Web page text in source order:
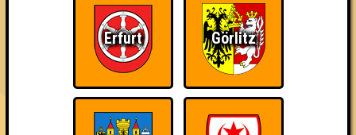
QUIZLABOR Erfurt #8
Grau ist nur das Wetter! · 25.11.2025 · Kickerkeller
Angemeldete Teams
Erfurt Görlitz